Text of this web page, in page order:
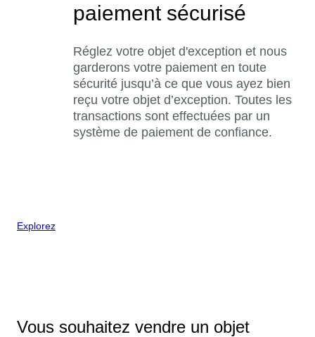
paiement sécurisé
Réglez votre objet d'exception et nous
garderons votre paiement en toute
sécurité jusqu’à ce que vous ayez bien
reçu votre objet d’exception. Toutes les
transactions sont effectuées par un
système de paiement de confiance.
Explorez
Vous souhaitez vendre un objet